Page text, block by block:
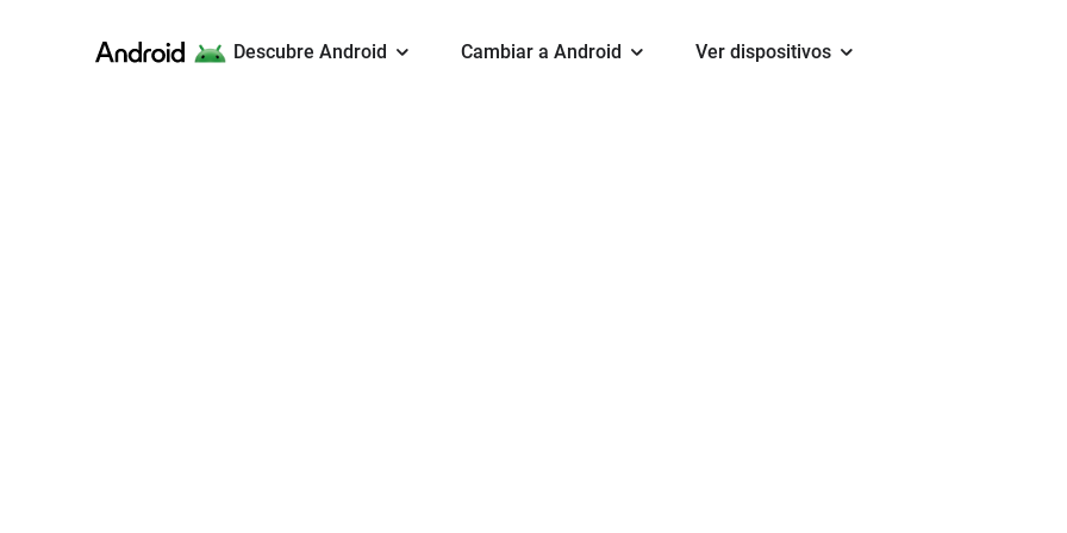
Android Descubre Android Cambiar a Android Ver dispositivos